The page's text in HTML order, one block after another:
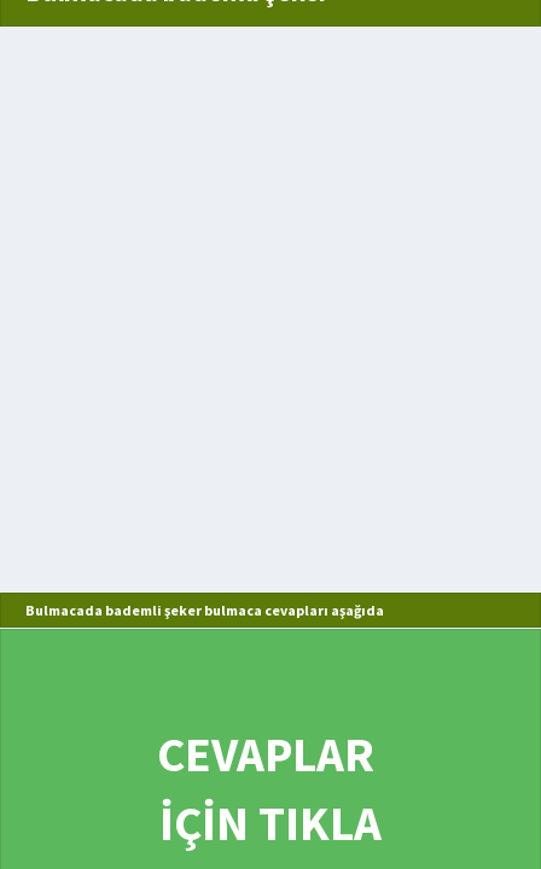
Bulmacada bademli şeker bulmaca cevapları aşağıda
CEVAPLAR
İÇİN TIKLA